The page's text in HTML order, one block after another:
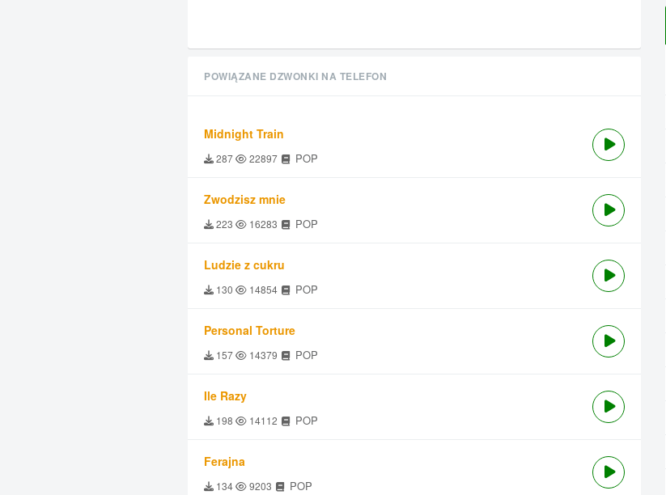
POWIĄZANE DZWONKI NA TELEFON
Midnight Train
287 22897 POP
Zwodzisz mnie
223 16283 POP
Ludzie z cukru
130 14854 POP
Personal Torture
157 14379 POP
Ile Razy
198 14112 POP
Ferajna
134 9203 POP